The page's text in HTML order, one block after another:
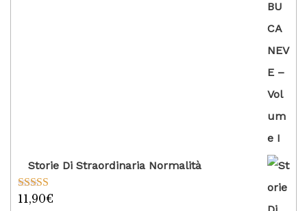
Storie Di Straordinaria Normalità
Valutato
11,90€